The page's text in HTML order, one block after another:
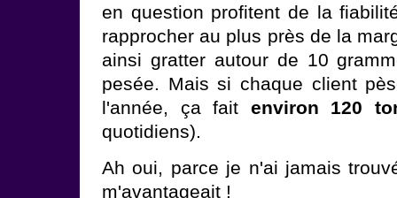
en question profitent de la
rapprocher au plus près de la
ainsi gratter autour de 10
pesée. Mais si chaque client
l'année, ça fait environ 120
quotidiens).
Ah oui, parce je n'ai jamais
m'avantageait !